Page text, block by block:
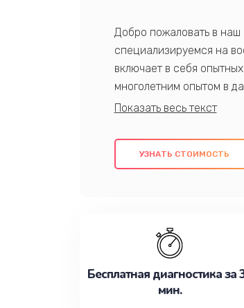
Добро пожаловать в наш
специализируемся на
включает в себя
многолетним опытом в
качественный ремонт с
клиентам надежное и
потребности
УЗНАТЬ СТОИМОСТЬ
Бесплатная диагностика за
мин.